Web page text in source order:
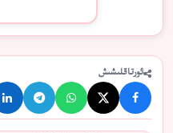
ئورتاقلىشىش